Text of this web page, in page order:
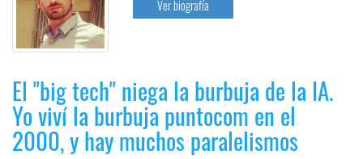
Ver biografía
El "big tech" niega la burbuja de la IA.
Yo viví la burbuja puntocom en el
2000, y hay muchos paralelismos